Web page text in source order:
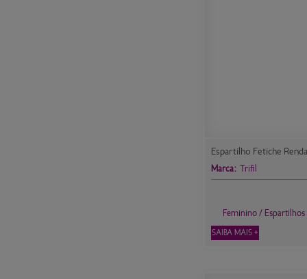
Espartilho Fetiche
Marca: Trifil
Feminino / Espartilhos
SAIBA MAIS +